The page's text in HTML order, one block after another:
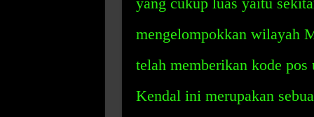
mengelompokkan wilayah
telah memberikan kode
Kendal ini merupakan